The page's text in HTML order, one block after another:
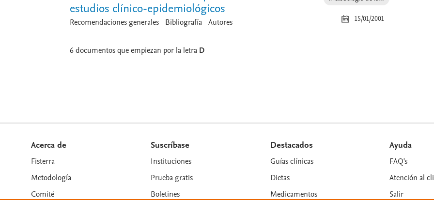
15/01/2001
estudios clínico-epidemiológicos
Recomendaciones generales Bibliografía Autores
6documentos que empiezan por la letra D
Acerca de
Fisterra
Metodología
Comité
Suscríbase
Instituciones
Prueba gratis
Boletines
Destacados
Guías clínicas
Dietas
Medicamentos
Ayuda
FAQ's
Atención al
Salir